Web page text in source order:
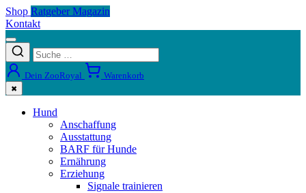
Shop Ratgeber Magazin
Kontakt
Dein ZooRoyal Warenkorb
✖
Hund
Anschaffung
Ausstattung
BARF für Hunde
Ernährung
Erziehung
Signale trainieren